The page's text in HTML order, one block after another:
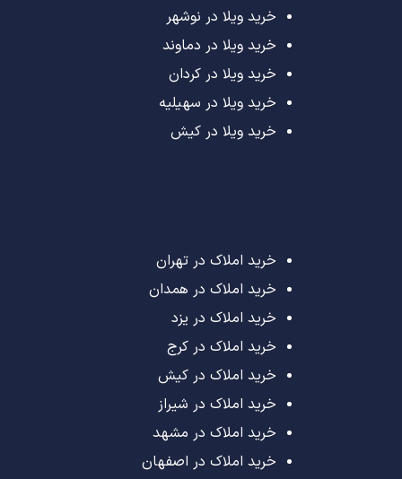
خرید ویلا در نوشهر
خرید ویلا در دماوند
خرید ویلا در کردان
خرید ویلا در سهیلیه
خرید ویلا در کیش
خرید املاک در تهران
خرید املاک در همدان
خرید املاک در یزد
خرید املاک در کرج
خرید املاک در کیش
خرید املاک در شیراز
خرید املاک در مشهد
خرید املاک در اصفهان